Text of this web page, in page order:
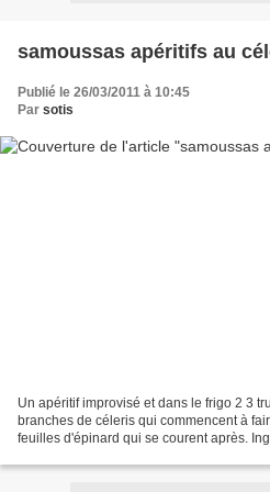
samoussas apéritifs au
Publié le 26/03/2011 à 10:45
Par sotis
Un apéritif improvisé et dans le frigo 2 3
branches de céleris qui commencent à
feuilles d'épinard qui se courent après.